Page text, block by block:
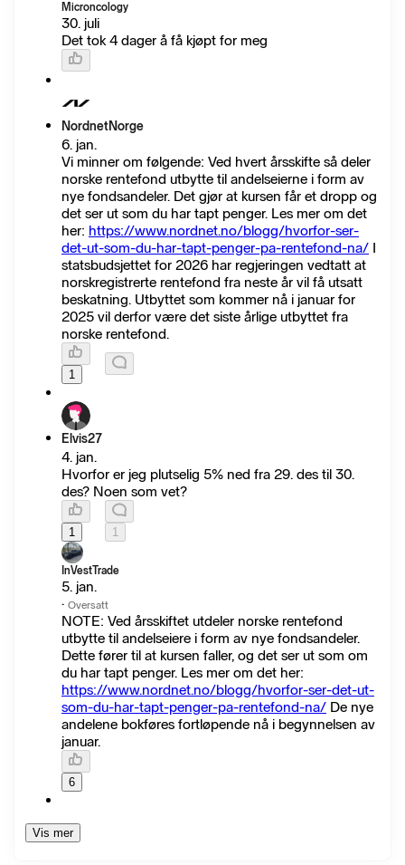
Microncology
30. juli
Det tok 4 dager å få kjøpt for meg
NordnetNorge
6. jan.
Vi minner om følgende: Ved hvert årsskifte så deler
norske rentefond utbytte til andelseierne i form av
nye fondsandeler. Det gjør at kursen får et dropp og
det ser ut som du har tapt penger. Les mer om det
her: https://www.nordnet.no/blogg/hvorfor-ser-
det-ut-som-du-har-tapt-penger-pa-rentefond-na/ I
statsbudsjettet for 2026 har regjeringen vedtatt at
norskregistrerte rentefond fra neste år vil få utsatt
beskatning. Utbyttet som kommer nå i januar for
2025 vil derfor være det siste årlige utbyttet fra
norske rentefond.
1
Elvis27
4. jan.
Hvorfor er jeg plutselig 5% ned fra 29. des til 30.
des? Noen som vet?
1 1
InVestTrade
5. jan.
· Oversatt
NOTE: Ved årsskiftet utdeler norske rentefond
utbytte til andelseiere i form av nye fondsandeler.
Dette fører til at kursen faller, og det ser ut som om
du har tapt penger. Les mer om det her:
https://www.nordnet.no/blogg/hvorfor-ser-det-ut-
som-du-har-tapt-penger-pa-rentefond-na/ De nye
andelene bokføres fortløpende nå i begynnelsen av
januar.
6
Vis mer